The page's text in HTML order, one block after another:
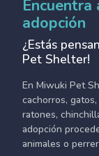
Encuentra
adopción
¿Estás
Pet Shelter!
En Miwuki Pet
cachorros,
ratones,
adopción
animales o